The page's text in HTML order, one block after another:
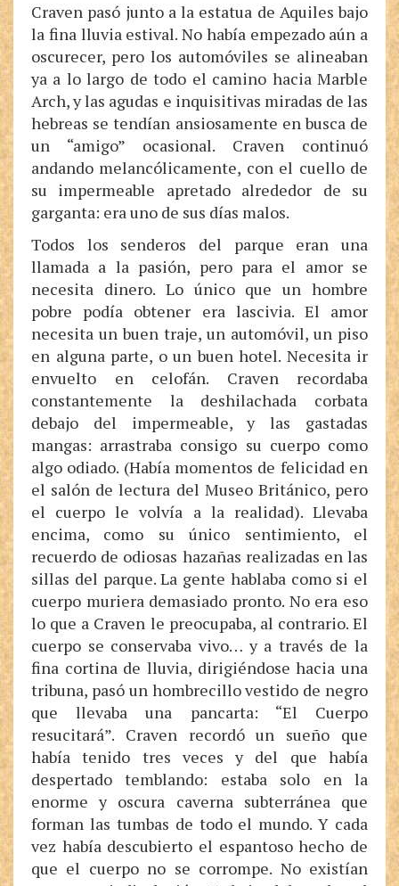
Craven pasó junto a la estatua de Aquiles bajo
la fina lluvia estival. No había empezado aún a
oscurecer, pero los automóviles se alineaban
ya a lo largo de todo el camino hacia Marble
Arch, y las agudas e inquisitivas miradas de las
hebreas se tendían ansiosamente en busca de
un “amigo” ocasional. Craven continuó
andando melancólicamente, con el cuello de
su impermeable apretado alrededor de su
garganta: era uno de sus días malos.
Todos los senderos del parque eran una
llamada a la pasión, pero para el amor se
necesita dinero. Lo único que un hombre
pobre podía obtener era lascivia. El amor
necesita un buen traje, un automóvil, un piso
en alguna parte, o un buen hotel. Necesita ir
envuelto en celofán. Craven recordaba
constantemente la deshilachada corbata
debajo del impermeable, y las gastadas
mangas: arrastraba consigo su cuerpo como
algo odiado. (Había momentos de felicidad en
el salón de lectura del Museo Británico, pero
el cuerpo le volvía a la realidad). Llevaba
encima, como su único sentimiento, el
recuerdo de odiosas hazañas realizadas en las
sillas del parque. La gente hablaba como si el
cuerpo muriera demasiado pronto. No era eso
lo que a Craven le preocupaba, al contrario. El
cuerpo se conservaba vivo… y a través de la
fina cortina de lluvia, dirigiéndose hacia una
tribuna, pasó un hombrecillo vestido de negro
que llevaba una pancarta: “El Cuerpo
resucitará”. Craven recordó un sueño que
había tenido tres veces y del que había
despertado temblando: estaba solo en la
enorme y oscura caverna subterránea que
forman las tumbas de todo el mundo. Y cada
vez había descubierto el espantoso hecho de
que el cuerpo no se corrompe. No existían